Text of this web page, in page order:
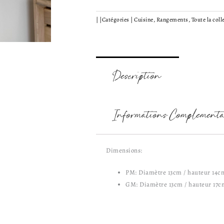
terre
cuite
| |Catégories | Cuisine,Rangements,Toute la
Description
Informations
Dimensions:
PM: Diamètre 13cm / hauteur
GM: Diamètre 13cm / hauteur